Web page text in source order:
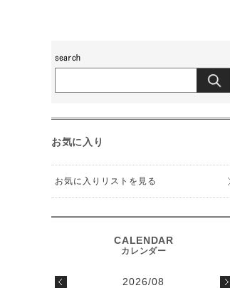
お気に入り
お気に入りリストを見る
2026/08